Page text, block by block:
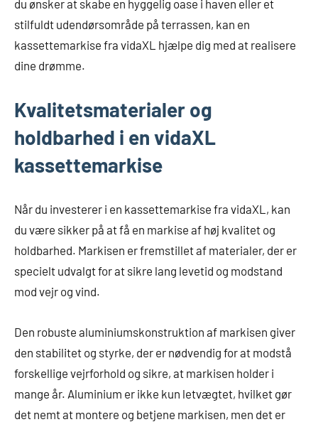
du ønsker at skabe en hyggelig oase i haven eller et
stilfuldt udendørsområde på terrassen, kan en
kassettemarkise fra vidaXL hjælpe dig med at realisere
dine drømme.
Kvalitetsmaterialer og
holdbarhed i en vidaXL
kassettemarkise
Når du investerer i en kassettemarkise fra vidaXL, kan
du være sikker på at få en markise af høj kvalitet og
holdbarhed. Markisen er fremstillet af materialer, der er
specielt udvalgt for at sikre lang levetid og modstand
mod vejr og vind.
Den robuste aluminiumskonstruktion af markisen giver
den stabilitet og styrke, der er nødvendig for at modstå
forskellige vejrforhold og sikre, at markisen holder i
mange år. Aluminium er ikke kun letvægtet, hvilket gør
det nemt at montere og betjene markisen, men det er